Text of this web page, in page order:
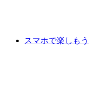
スマホで楽しもう